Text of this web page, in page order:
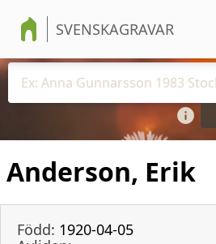
SVENSKAGRAVAR
Anderson, Erik
Född: 1920-04-05